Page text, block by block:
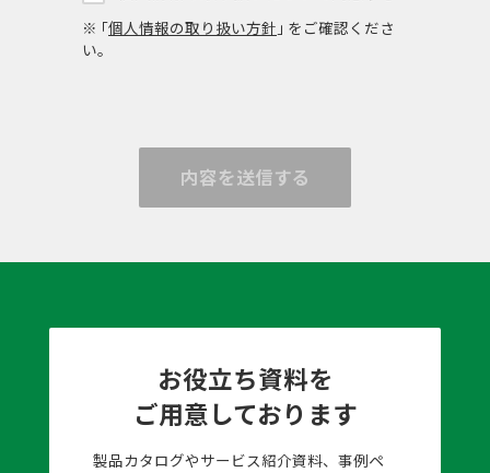
※ ｢個人情報の取り扱い方針 ｣ をご確認くださ
い。
内容を送信する
お役立ち資料を
ご用意しております
製品カタログやサービス紹介資料、事例ペ